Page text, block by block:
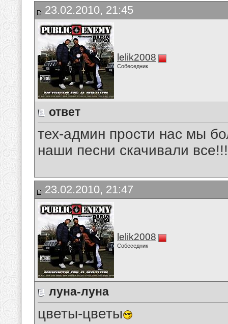
23.02.2010, 21:45
lelik2008
Собеседник
ответ
тех-админ прости нас мы
наши песни скачивали
23.02.2010, 21:47
lelik2008
Собеседник
луна-луна
цветы-цветы